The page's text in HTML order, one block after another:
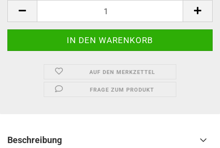
AUF DEN MERKZETTEL
FRAGE ZUM PRODUKT
Beschreibung